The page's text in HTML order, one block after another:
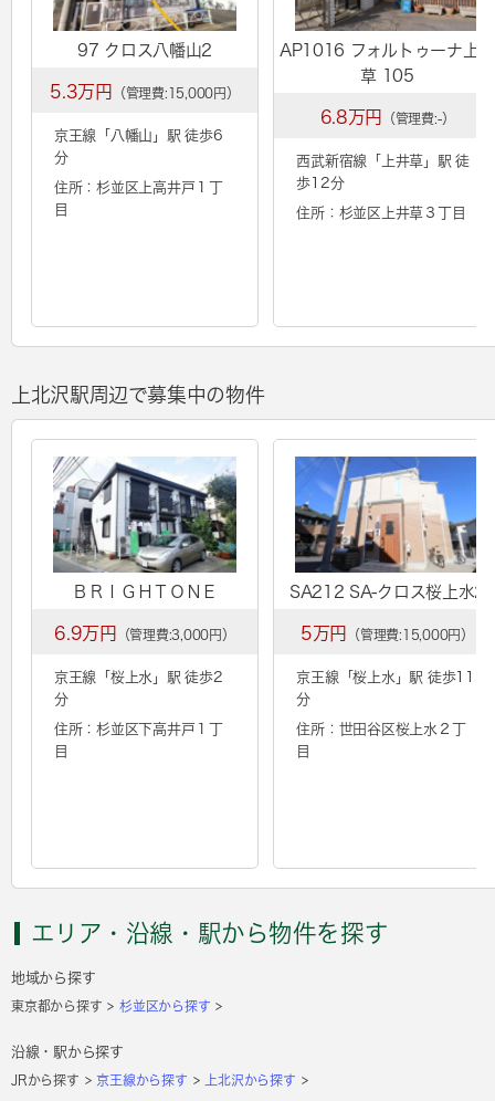
97 クロス八幡山2
5.3万円 （管理費:15,000円）
京王線「 八幡山 」駅 徒歩6
分
住所：杉並区上高井戸１丁
目
AP1016 フォルトゥーナ上井
草 105
6.8万円 （管理費:-）
西武新宿線「 上井草 」駅 徒
歩12分
住所：杉並区上井草３丁目
上北沢駅周辺で募集中の物件
ＢＲＩＧＨＴＯＮＥ
6.9万円 （管理費:3,000円）
京王線「 桜上水 」駅 徒歩2
分
住所：杉並区下高井戸１丁
目
SA212 SA-クロス桜上水2
5万円 （管理費:15,000円）
京王線「桜上水 」駅 徒歩11
分
住所：世田谷区桜上水２丁
目
エリア・沿線・駅から物件を探す
地域から探す
東京都から探す 杉並区から探す
沿線・駅から探す
JRから探す 京王線から探す 上北沢から探す